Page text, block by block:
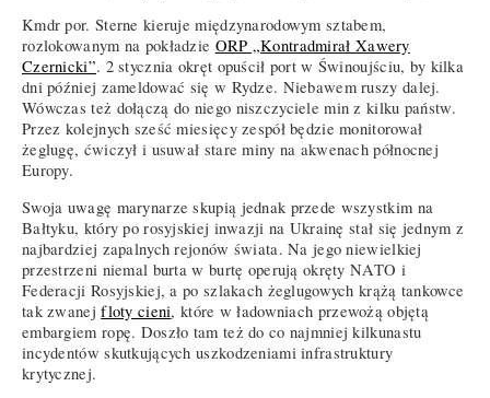
Kmdr por. Sterne kieruje międzynarodowym sztabem,
rozlokowanym na pokładzie ORP „Kontradmirał Xawery
Czernicki”. 2 stycznia okręt opuścił port w Świnoujściu, by kilka
dni później zameldować się w Rydze. Niebawem ruszy dalej.
Wówczas też dołączą do niego niszczyciele min z kilku państw.
Przez kolejnych sześć miesięcy zespół będzie monitorował
żeglugę, ćwiczył i usuwał stare miny na akwenach północnej
Europy.
Swoja uwagę marynarze skupią jednak przede wszystkim na
Bałtyku, który po rosyjskiej inwazji na Ukrainę stał się jednym z
najbardziej zapalnych rejonów świata. Na jego niewielkiej
przestrzeni niemal burta w burtę operują okręty NATO i
Federacji Rosyjskiej, a po szlakach żeglugowych krążą tankowce
tak zwanejfloty cieni, które w ładowniach przewożą objętą
embargiem ropę. Doszło tam też do co najmniej kilkunastu
incydentów skutkujących uszkodzeniami infrastruktury
krytycznej.